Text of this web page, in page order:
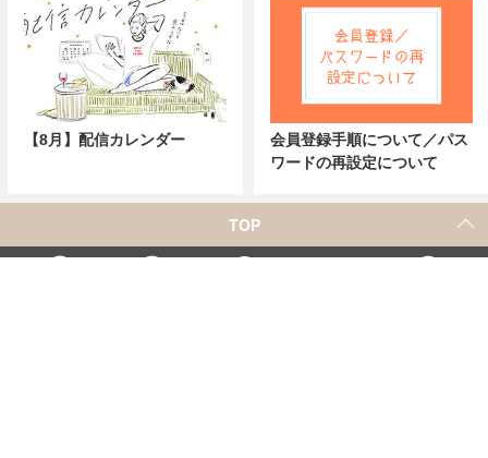
【8月】配信カレンダー
会員登録手順について／パス
ワードの再設定について
TOP